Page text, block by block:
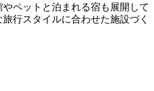
ペットと泊まれる宿も展開して
行スタイルに合わせた施設づく